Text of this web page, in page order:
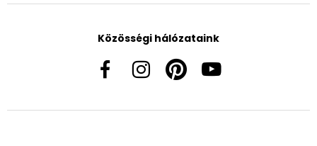
Közösségi hálózataink